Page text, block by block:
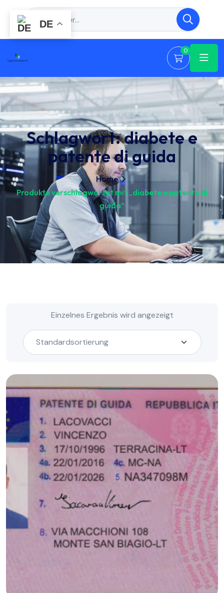
0
Schlagwort:diabete e
patente di guida
Home
Produkte verschlagwortet mit „diabete e patente di
guida“
Einzelnes Ergebnis wird angezeigt
DE